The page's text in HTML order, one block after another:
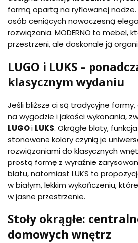
formą opartą na ryflowanej
osób ceniących nowoczesną
rozwiązania. MODERNO to mebel,
przestrzeni, ale doskonale ją
LUGO i LUKS –
klasycznym wydaniu
Jeśli bliższe ci są tradycyjne
na wygodzie i jakości wykonania,
LUGOi LUKS. Okrągłe blaty,
stonowane kolory czynią je
rozwiązaniami do klasycznych
prostą formę z wyraźnie
blatu, natomiast LUKS to
w białym, lekkim wykończeniu,
w jasne przestrzenie.
Stoły okrągłe:
domowych wnętrz